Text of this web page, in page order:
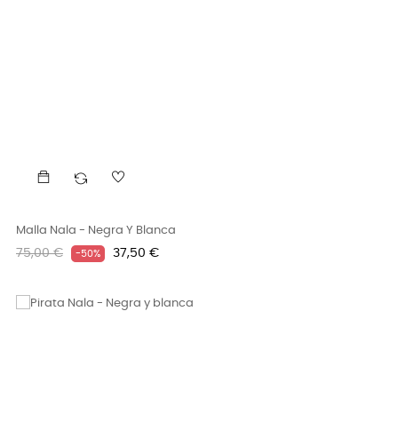
Malla Nala - Negra Y Blanca
Precio
75,00 € -50% Precio
37,50 €